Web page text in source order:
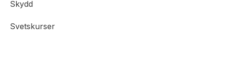
Skydd
Svetskurser